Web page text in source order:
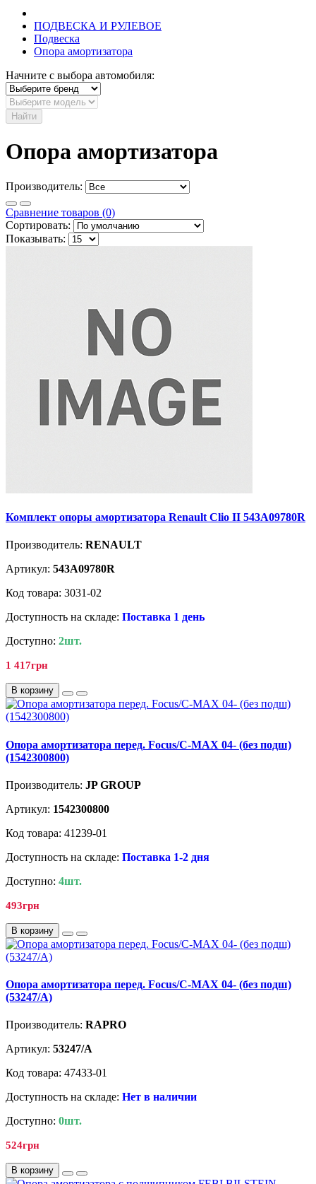
ПОДВЕСКА И РУЛЕВОЕ
Подвеска
Опора амортизатора
Начните с выбора автомобиля:
Найти
Опора амортизатора
Производитель:
Сравнение товаров (0)
Сортировать:
Показывать:
Комплект опоры амортизатора Renault Clio II 543A09780R
Производитель: RENAULT
Артикул: 543A09780R
Код товара: 3031-02
Доступность на складе: Поставка 1 день
Доступно: 2шт.
1 417грн
В корзину
Опора амортизатора перед. Focus/C-MAX 04- (без подш)
(1542300800)
Производитель: JP GROUP
Артикул: 1542300800
Код товара: 41239-01
Доступность на складе: Поставка 1-2 дня
Доступно: 4шт.
493грн
В корзину
Опора амортизатора перед. Focus/C-MAX 04- (без подш)
(53247/A)
Производитель: RAPRO
Артикул: 53247/A
Код товара: 47433-01
Доступность на складе: Нет в наличии
Доступно: 0шт.
524грн
В корзину